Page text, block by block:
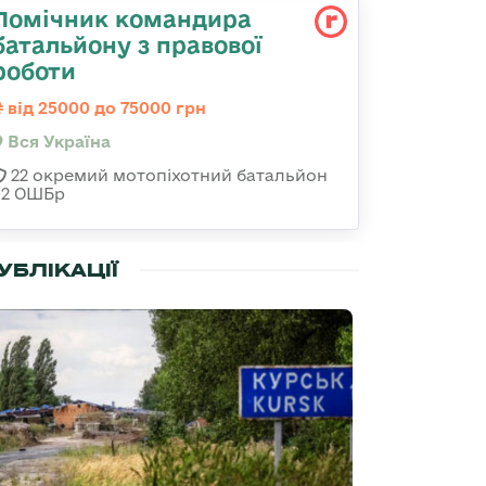
командира
з правової
від 25000 до 75000 грн
Вся Україна
22 окремий мотопіхотний батальйон
ОШБр